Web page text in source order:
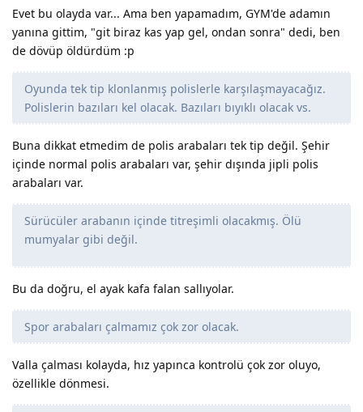
Evet bu olayda var... Ama ben yapamadım, GYM'de adamın
yanına gittim, "git biraz kas yap gel, ondan sonra" dedi, ben
de dövüp öldürdüm :p
Oyunda tek tip klonlanmış polislerle karşılaşmayacağız.
Polislerin bazıları kel olacak. Bazıları bıyıklı olacak vs.
Buna dikkat etmedim de polis arabaları tek tip değil. Şehir
içinde normal polis arabaları var, şehir dışında jipli polis
arabaları var.
Sürücüler arabanın içinde titreşimli olacakmış. Ölü
mumyalar gibi değil.
Bu da doğru, el ayak kafa falan sallıyolar.
Spor arabaları çalmamız çok zor olacak.
Valla çalması kolayda, hız yapınca kontrolü çok zor oluyo,
özellikle dönmesi.